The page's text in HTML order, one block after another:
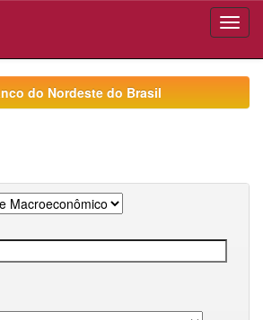
do Nordeste do Brasil